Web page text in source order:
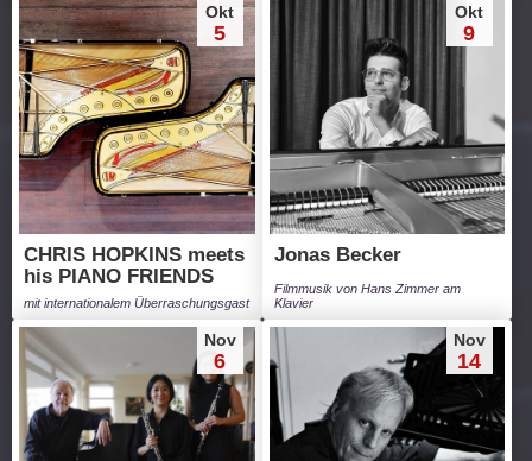
Okt
5
CHRIS HOPKINS meets
his PIANO FRIENDS
mit internationalem Überraschungsgast
Okt
9
Jonas Becker
Filmmusik von Hans Zimmer am
Klavier
Nov
6
Nov
14